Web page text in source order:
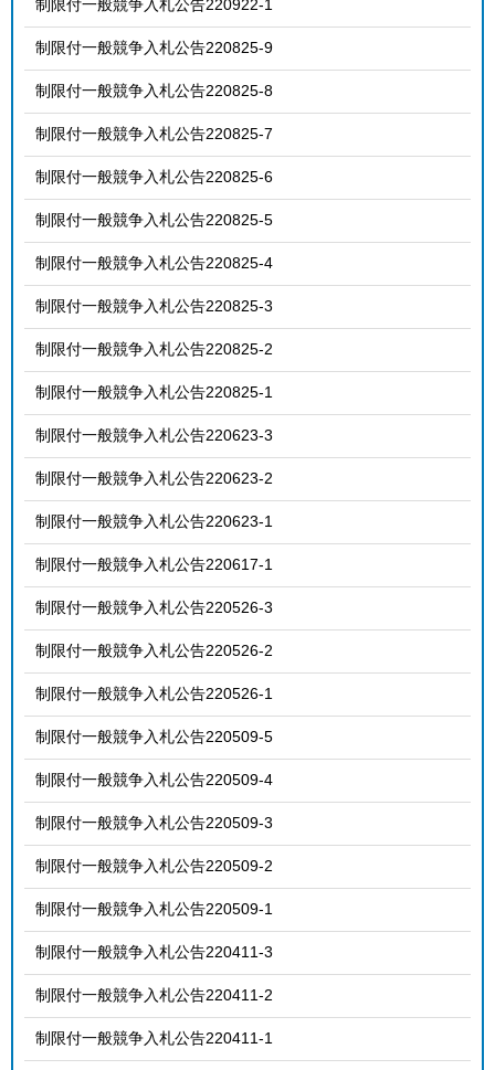
制限付一般競争入札公告220922-1
制限付一般競争入札公告220825-9
制限付一般競争入札公告220825-8
制限付一般競争入札公告220825-7
制限付一般競争入札公告220825-6
制限付一般競争入札公告220825-5
制限付一般競争入札公告220825-4
制限付一般競争入札公告220825-3
制限付一般競争入札公告220825-2
制限付一般競争入札公告220825-1
制限付一般競争入札公告220623-3
制限付一般競争入札公告220623-2
制限付一般競争入札公告220623-1
制限付一般競争入札公告220617-1
制限付一般競争入札公告220526-3
制限付一般競争入札公告220526-2
制限付一般競争入札公告220526-1
制限付一般競争入札公告220509-5
制限付一般競争入札公告220509-4
制限付一般競争入札公告220509-3
制限付一般競争入札公告220509-2
制限付一般競争入札公告220509-1
制限付一般競争入札公告220411-3
制限付一般競争入札公告220411-2
制限付一般競争入札公告220411-1